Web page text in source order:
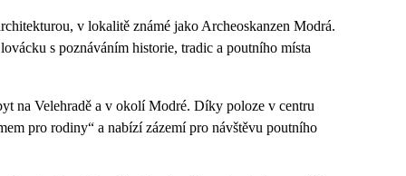
v lokalitě známé jako Archeoskanzen Modrá.
s poznáváním historie, tradic a poutního místa
na Velehradě a v okolí Modré. Díky poloze v centru
pro rodiny“ a nabízí zázemí pro návštěvu poutního